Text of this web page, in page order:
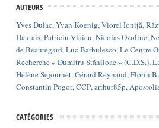
AUTEURS
Yves Dulac,Yvan Koenig,Viorel Ioniță,
Dautais,Patriciu Vlaicu,Nicolas Ozoline,
de Beauregard,Luc Barbulesco,Le Centre
Recherche « Dumitru Stăniloae » (C.D.S.),
Hélène Sejournet,Gérard Reynaud,Florin
Constantin Pogor,CCP,arthur85p,
CATÉGORIES